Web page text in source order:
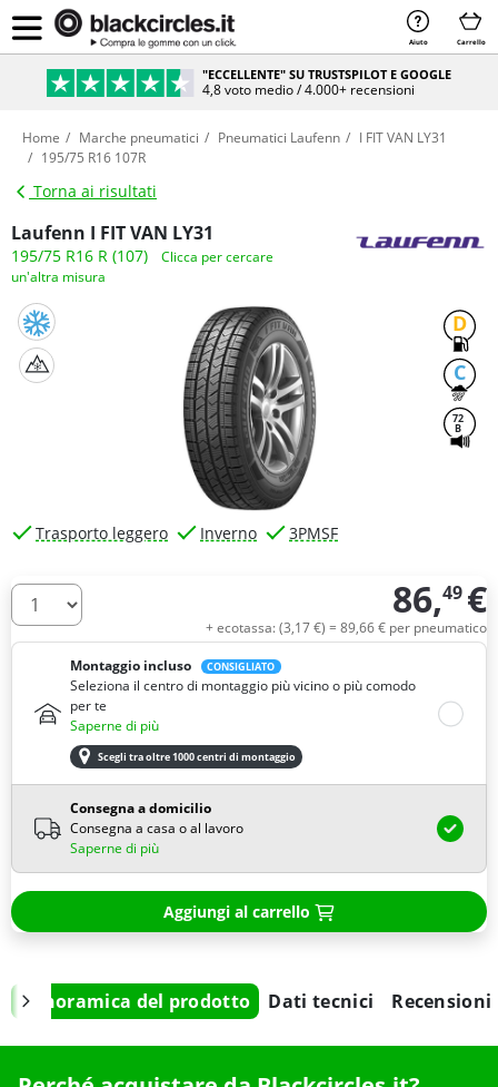
Aiuto Carrello
"ECCELLENTE" SU TRUSTSPILOT E GOOGLE
4,8 voto medio / 4.000+ recensioni
Home Marche pneumatici Pneumatici Laufenn
I FIT VAN LY31
195/75 R16 107R
Torna ai risultati
Laufenn I FIT VAN LY31
195/75 R16 R (107)
Clicca per cercare
un'altra misura
D
C
72
B
Trasporto leggero Inverno 3PMSF
Quantità 86,49 €
+ ecotassa: (3,17€) = 89,66€ per pneumatico
Montaggio incluso
CONSIGLIATO
Seleziona il centro di montaggio più vicino o più comodo
per te
Saperne di più
Scegli tra oltre 1000 centri di montaggio
Consegna a domicilio
Consegna a casa o al lavoro
Saperne di più
Aggiungi al carrello
Panoramica del prodotto Dati tecnici Recensioni